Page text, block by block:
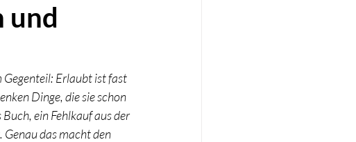
und
Gegenteil: Erlaubt ist fast
Dinge, die sie schon
ein Fehlkauf aus der
Genau das macht den